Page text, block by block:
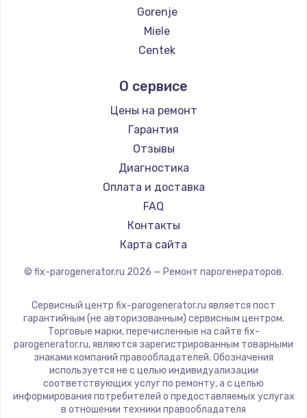
Gorenje
Miele
Centek
Hotpoint Ariston
DELTA
Silter
Chayka
Beko
Vivitek
RED solution
О сервисе
Цены на ремонт
Гарантия
Отзывы
Диагностика
Оплата и доставка
FAQ
Контакты
Карта сайта
© fix-parogenerator.ru 2026 — Ремонт парогенераторов.
Сервисный центр fix-parogenerator.ru является пост
гарантийным (не авторизованным) сервисным центром.
Торговые марки, перечисленные на сайте fix-
parogenerator.ru, являются зарегистрированным товарными
знаками компаний правообладателей. Обозначения
используется не с целью индивидуализации
соответствующих услуг по ремонту, а с целью
информирования потребителей о предоставляемых услугах
в отношении техники правообладателя